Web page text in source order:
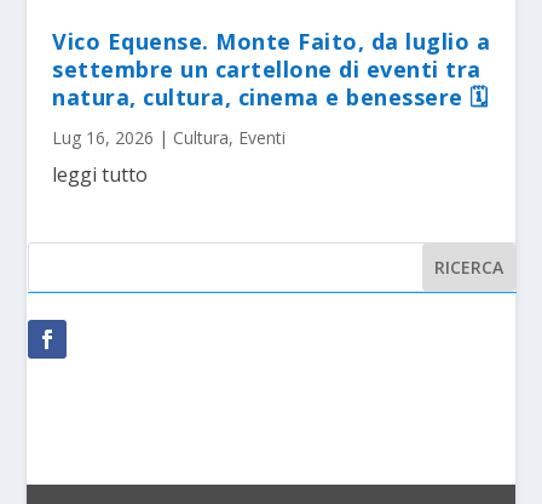
Vico Equense. Monte Faito, da luglio a
settembre un cartellone di eventi tra
natura, cultura, cinema e benessere 🗓
Lug 16, 2026 | Cultura, Eventi
leggi tutto